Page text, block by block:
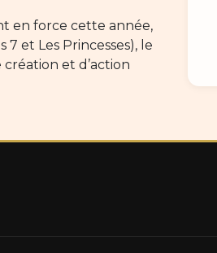
en force cette année,
et Les Princesses), le
et d’action